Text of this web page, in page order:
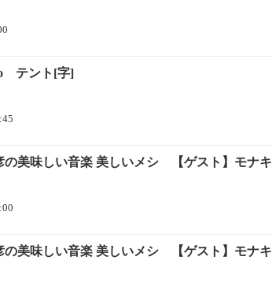
テント[字]
の美味しい音楽 美しいメシ 【ゲスト】モナキ
の美味しい音楽 美しいメシ 【ゲスト】モナキ